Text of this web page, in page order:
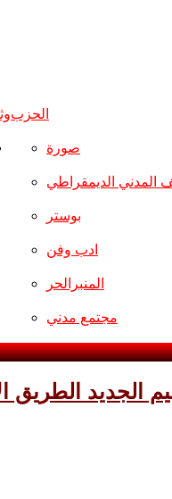
الحزب
صورة
المدني الديمقراطي
بوستر
ادب وفن
المنبرالحر
مجتمع مدني
الجديد